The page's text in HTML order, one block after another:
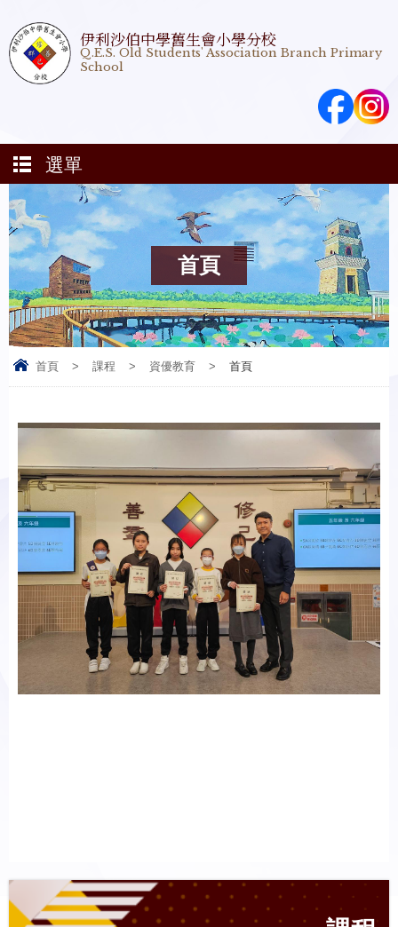
伊利沙伯中學舊生會小學分校
Q.E.S. Old Students' Association Branch Primary
School
選單
首頁
首頁 > 課程 > 資優教育 > 首頁